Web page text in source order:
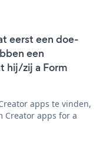
eerst een doe-
een
hij/zij a Form
apps te vinden,
Creator apps for a